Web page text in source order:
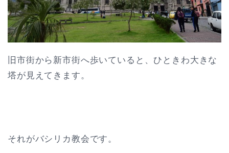
旧市街から新市街へ歩いていると、ひときわ大きな
塔が見えてきます。
それがバシリカ教会です。